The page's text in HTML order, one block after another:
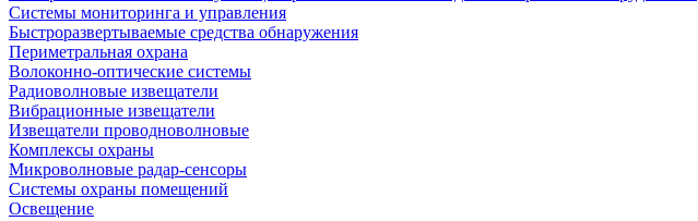
Системы мониторинга и управления
Быстроразвертываемые средства обнаружения
Периметральная охрана
Волоконно-оптические системы
Радиоволновые извещатели
Вибрационные извещатели
Извещатели проводноволновые
Комплексы охраны
Микроволновые радар-сенсоры
Системы охраны помещений
Освещение